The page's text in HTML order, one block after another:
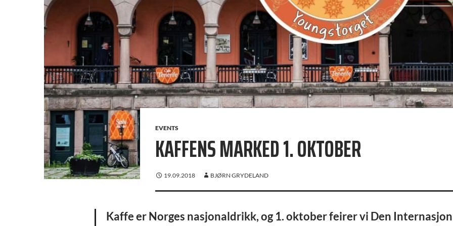
EVENTS
KAFFENS MARKED 1. OKTOBER
19.09.2018 BJØRN GRYDELAND
Kaffe er Norges nasjonaldrikk, og 1. oktober feirer vi Den